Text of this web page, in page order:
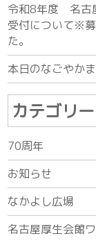
令和8年度 名古
受付について※
た。
本日のなごやか
カテゴリー
70周年
お知らせ
なかよし広場
名古屋厚生会館